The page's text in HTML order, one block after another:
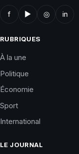
f ▶ ◎ in
RUBRIQUES
À la une
Politique
Économie
Sport
International
LE JOURNAL